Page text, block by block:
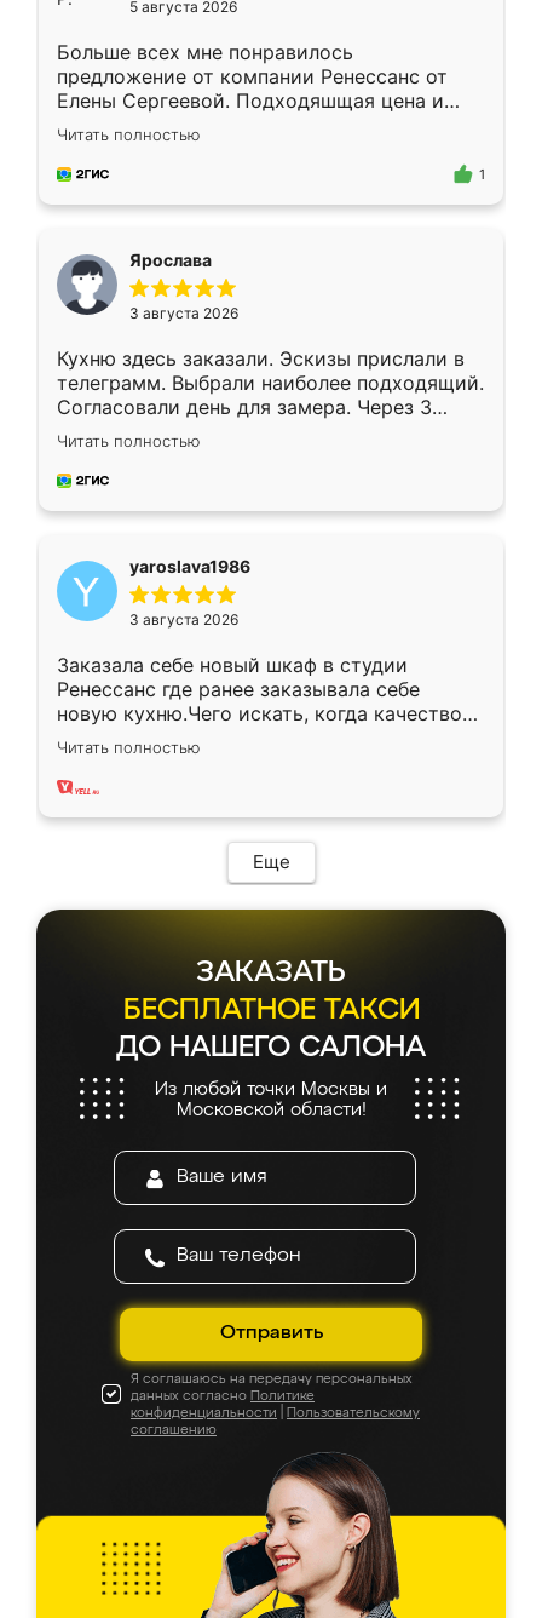
5 августа 2026
Больше всех мне понравилось
предложение от компании Ренессанс от
Елены Сергеевой. Подходяшщая цена и
короткие сроки изготовления. Приехавший
для замера сотрудник Владислав
предложил по моему эскизу самый
Читать полностью
1
Ярослава
3 августа 2026
Кухню здесь заказали. Эскизы прислали в
телеграмм. Выбрали наиболее подходящий.
Согласовали день для замера. Через 3
недели кухня была уже готова. Остались
довольны работой. Спасибо Ренессанс
мебель за качественную работу!
Читать полностью
yaroslava1986
3 августа 2026
Заказала себе новый шкаф в студии
Ренессанс где ранее заказывала себе
новую кухню.Чего искать, когда качеством
вполне довольна. Служит кухня уже почти
два года, нареканий нет.
Читать полностью
Еще
ЗАКАЗАТЬ
БЕСПЛАТНОЕ ТАКСИ
ДО НАШЕГО САЛОНА
Из любой точки Москвы и
Московской области!
Отправить
Я соглашаюсь на передачу персональных
данных согласно Политике
конфиденциальности
Пользовательскому
соглашению